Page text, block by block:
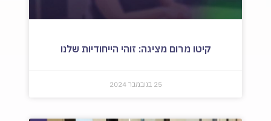
קיטו מרום מציגה: זוהי הייחודיות שלנו
25 בנובמבר 2024